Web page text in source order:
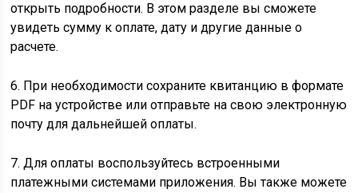
открыть подробности. В этом разделе вы сможете
увидеть сумму к оплате, дату и другие данные о
расчете.
6. При необходимости сохраните квитанцию в формате
PDF на устройстве или отправьте на свою электронную
почту для дальнейшей оплаты.
7. Для оплаты воспользуйтесь встроенными
платежными системами приложения. Вы также можете